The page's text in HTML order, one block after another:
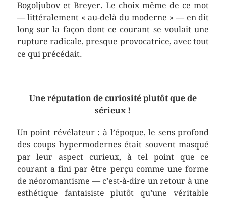
Bogoljubov et Breyer. Le choix même de ce mot
— littéralement « au-delà du moderne » — en dit
long sur la façon dont ce courant se voulait une
rupture radicale, presque provocatrice, avec tout
ce qui précédait.
Une réputation de curiosité plutôt que de
sérieux !
Un point révélateur : à l’époque, le sens profond
des coups hypermodernes était souvent masqué
par leur aspect curieux, à tel point que ce
courant a fini par être perçu comme une forme
de néoromantisme — c’est-à-dire un retour à une
esthétique fantaisiste plutôt qu’une véritable